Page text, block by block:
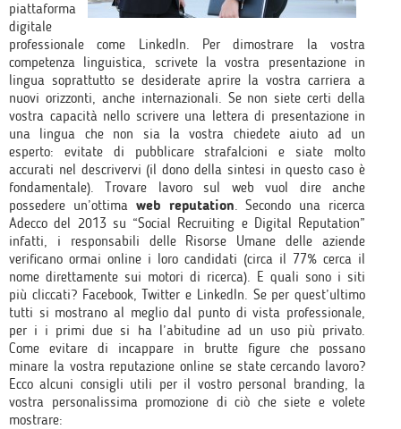
piattaforma
digitale
professionale come LinkedIn. Per dimostrare la vostra
competenza linguistica, scrivete la vostra presentazione in
lingua soprattutto se desiderate aprire la vostra carriera a
nuovi orizzonti, anche internazionali. Se non siete certi della
vostra capacità nello scrivere una lettera di presentazione in
una lingua che non sia la vostra chiedete aiuto ad un
esperto: evitate di pubblicare strafalcioni e siate molto
accurati nel descrivervi (il dono della sintesi in questo caso è
fondamentale). Trovare lavoro sul web vuol dire anche
possedere un’ottima web reputation. Secondo una ricerca
Adecco del 2013 su “Social Recruiting e Digital Reputation”
infatti, i responsabili delle Risorse Umane delle aziende
verificano ormai online i loro candidati (circa il 77% cerca il
nome direttamente sui motori di ricerca). E quali sono i siti
più cliccati? Facebook, Twitter e LinkedIn. Se per quest’ultimo
tutti si mostrano al meglio dal punto di vista professionale,
per i i primi due si ha l’abitudine ad un uso più privato.
Come evitare di incappare in brutte figure che possano
minare la vostra reputazione online se state cercando lavoro?
Ecco alcuni consigli utili per il vostro personal branding, la
vostra personalissima promozione di ciò che siete e volete
mostrare: